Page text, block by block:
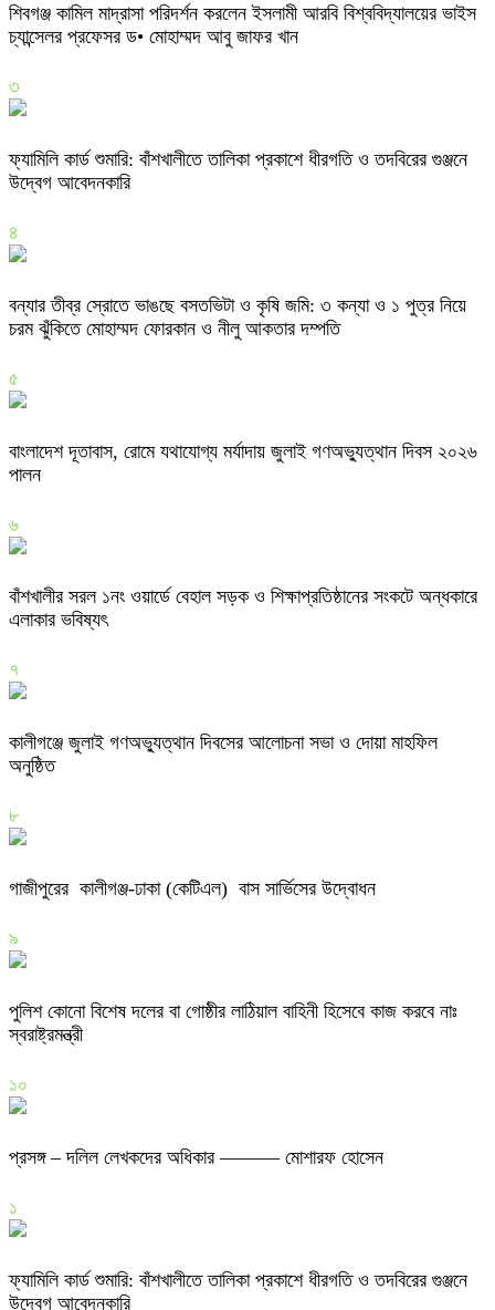
শিবগঞ্জ কামিল মাদ্রাসা পরিদর্শন করলেন ইসলামী আরবি বিশ্ববিদ্যালয়ের ভাইস
চ্যান্সেলর প্রফেসর ড• মোহাম্মদ আবু জাফর খান
৩
ফ্যামিলি কার্ড শুমারি: বাঁশখালীতে তালিকা প্রকাশে ধীরগতি ও তদবিরের গুঞ্জনে
উদ্বেগ আবেদনকারি
৪
বন্যার তীব্র স্রোতে ভাঙছে বসতভিটা ও কৃষি জমি: ৩ কন্যা ও ১ পুত্র নিয়ে
চরম ঝুঁকিতে মোহাম্মদ ফোরকান ও নীলু আকতার দম্পতি
৫
বাংলাদেশ দূতাবাস, রোমে যথাযোগ্য মর্যাদায় জুলাই গণঅভ্যুত্থান দিবস ২০২৬
পালন
৬
বাঁশখালীর সরল ১নং ওয়ার্ডে বেহাল সড়ক ও শিক্ষাপ্রতিষ্ঠানের সংকটে অন্ধকারে
এলাকার ভবিষ্যৎ
৭
কালীগঞ্জে জুলাই গণঅভ্যুত্থান দিবসের আলোচনা সভা ও দোয়া মাহফিল
অনুষ্ঠিত
৮
গাজীপুরের কালীগঞ্জ-ঢাকা (কেটিএল) বাস সার্ভিসের উদ্বোধন
৯
পুলিশ কোনো বিশেষ দলের বা গোষ্ঠীর লাঠিয়াল বাহিনী হিসেবে কাজ করবে নাঃ
স্বরাষ্ট্রমন্ত্রী
১০
প্রসঙ্গ – দলিল লেখকদের অধিকার ——— মোশারফ হোসেন
১
ফ্যামিলি কার্ড শুমারি: বাঁশখালীতে তালিকা প্রকাশে ধীরগতি ও তদবিরের গুঞ্জনে
উদ্বেগ আবেদনকারি